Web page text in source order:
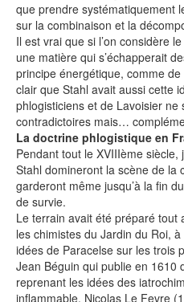
que prendre systématiquement
sur la combinaison et la
Il est vrai que si l’on considère
une matière qui s’échapperait
principe énergétique, comme
clair que Stahl avait aussi cette
phlogisticiens et de Lavoisier ne
contradictoires mais…
La doctrine phlogistique en
Pendant tout le XVIIIème siècle,
Stahl domineront la scène de la
garderont même jusqu’à la fin
de survie.
Le terrain avait été préparé tout
les chimistes du Jardin du Roi,
idées de Paracelse sur les trois
Jean Béguin qui publie en 1610
reprenant les idées des
inflammable, Nicolas Le Fevre